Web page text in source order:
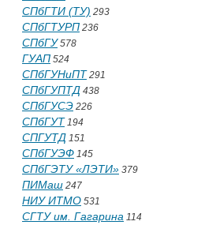
СПбГТИ (ТУ) 293
СПбГТУРП 236
СПбГУ578
ГУАП 524
СПбГУНиПТ 291
СПбГУПТД 438
СПбГУСЭ 226
СПбГУТ 194
СПГУТД 151
СПбГУЭФ 145
СПбГЭТУ «ЛЭТИ» 379
ПИМаш 247
НИУ ИТМО 531
СГТУ им. Гагарина 114